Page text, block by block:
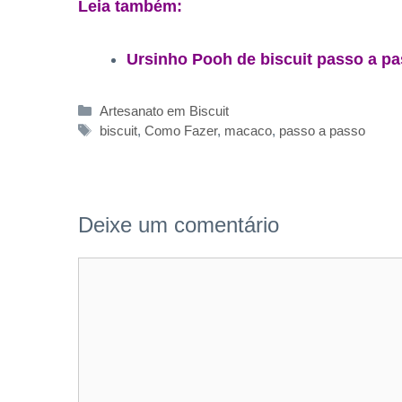
Leia também:
Ursinho Pooh de biscuit passo a
Categorias
Artesanato em Biscuit
Tags
biscuit,Como Fazer, macaco, passo a passo
Deixe um comentário